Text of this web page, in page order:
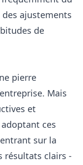
ajustements
de
pierre
Mais
et
ces
sur la
résultats clairs -